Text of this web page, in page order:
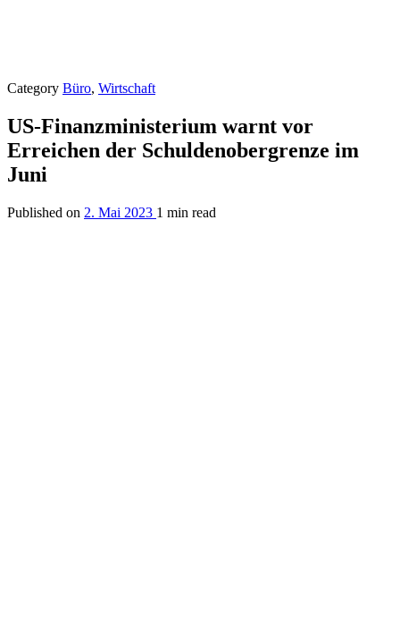
Category Büro, Wirtschaft
US-Finanzministerium warnt vor
Erreichen der Schuldenobergrenze im
Juni
Published on 2. Mai 2023 1 min read